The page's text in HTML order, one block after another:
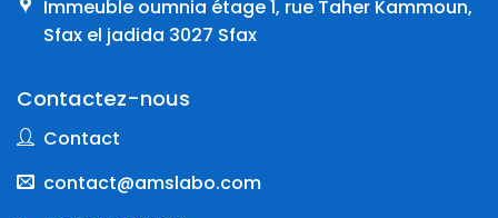
Immeuble oumnia étage 1, rue Taher Kammoun,
Sfax el jadida 3027 Sfax
Contactez-nous
Contact
contact@amslabo.com